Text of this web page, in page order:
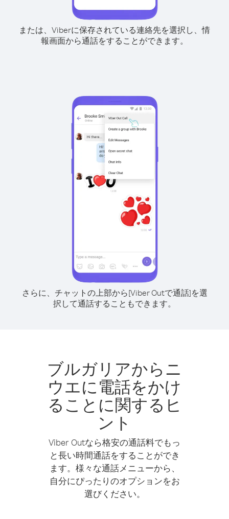
または、Viberに保存されている連絡先を選択し、情
報画面から通話をすることができます。
さらに、チャットの上部から[Viber Outで通話]を選
択して通話することもできます。
ブルガリアからニ
ウエに電話をかけ
ることに関するヒ
ント
Viber Outなら格安の通話料でもっ
と長い時間通話をすることができ
ます。様々な通話メニューから、
自分にぴったりのオプションをお
選びください。